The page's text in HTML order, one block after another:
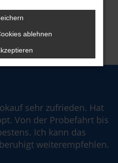
sehr zufrieden. Hat
Von der Probefahrt bis
Ich kann das
weiterempfehlen.
ablehnen